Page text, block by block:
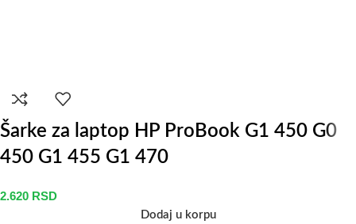
Šarke za laptop HP ProBook G1 450 G0
450 G1 455 G1 470
2.620 RSD
Dodaj u korpu